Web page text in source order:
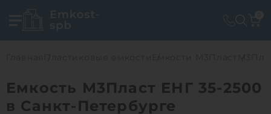
Емкость М3Пласт ЕНГ 35-2500
в Санкт-Петербурге